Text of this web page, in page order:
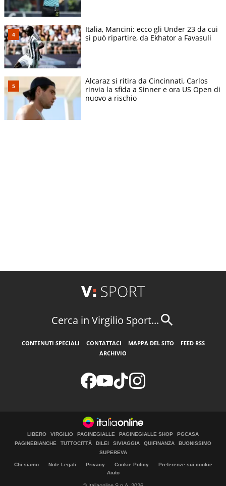
Italia, Mancini: ecco gli Under 23 da cui
si può ripartire, da Ekhator a Favasuli
Alcaraz si ritira da Cincinnati, Carlos
rinvia la sfida a Sinner e ora US Open di
nuovo a rischio
Cerca in Virgilio Sport...
CONTENUTI SPECIALI CONTATTACI MAPPA DEL SITO
FEED RSS
ARCHIVIO
LIBERO VIRGILIO PAGINEGIALLE PAGINEGIALLE SHOP
PGCASA
PAGINEBIANCHE
TUTTOCITTÀ DILEI SIVIAGGIA QUIFINANZA
BUONISSIMO
SUPEREVA
Chi siamo Note Legali Privacy Cookie Policy
Preferenze sui cookie
Aiuto